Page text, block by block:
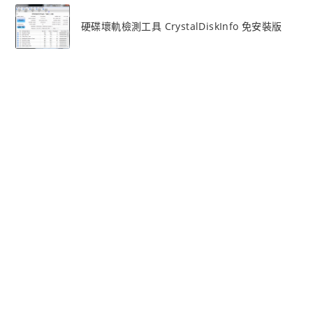
硬碟壞軌檢測工具 CrystalDiskInfo 免安裝版